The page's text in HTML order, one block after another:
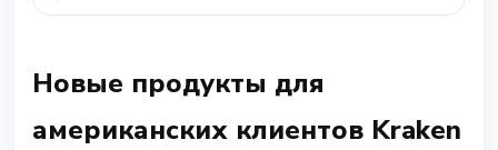
Новые продукты для
американских клиентов Kraken